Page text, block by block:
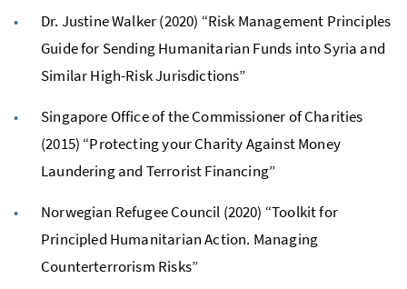
Dr. Justine Walker (2020) “Risk Management Principles
Guide for Sending Humanitarian Funds into Syria and
Similar High-Risk Jurisdictions”
Singapore Office of the Commissioner of Charities
(2015) “Protecting your Charity Against Money
Laundering and Terrorist Financing”
Norwegian Refugee Council (2020) “Toolkit for
Principled Humanitarian Action. Managing
Counterterrorism Risks”